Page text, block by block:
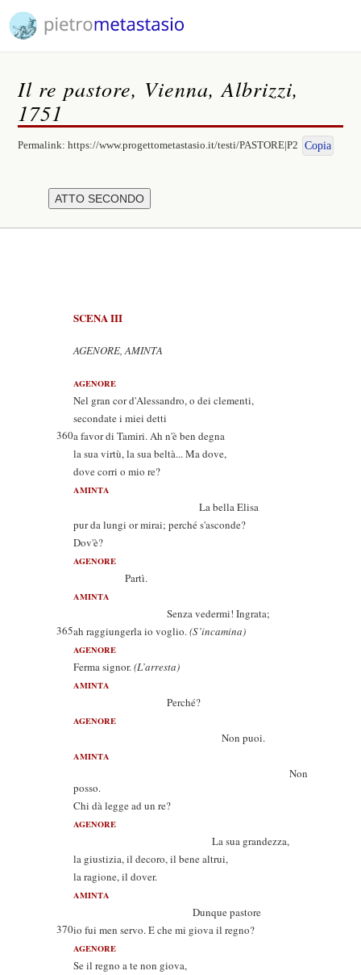
Il re pastore, Vienna, Albrizzi,
1751
Permalink:https://www.progettometastasio.it/testi/PASTORE|P2 Copia
SCENA III
AGENORE, AMINTA
AGENORE
Nel gran cor d'Alessandro, o dei clementi,
secondate i miei detti
360a favor di Tamiri. Ah n'è ben degna
la sua virtù, la sua beltà... Ma dove,
dove corri o mio re?
AMINTA
La bella Elisa
pur da lungi or mirai; perché s'asconde?
Dov'è?
AGENORE
Partì.
AMINTA
Senza vedermi! Ingrata;
365ah raggiungerla io voglio.(S’incamina)
AGENORE
Ferma signor.(L’arresta)
AMINTA
Perché?
AGENORE
Non puoi.
AMINTA
Non
posso.
Chi dà legge ad un re?
AGENORE
La sua grandezza,
la giustizia, il decoro, il bene altrui,
la ragione, il dover.
AMINTA
Dunque pastore
370io fui men servo. E che mi giova il regno?
AGENORE
Se il regno a te non giova,